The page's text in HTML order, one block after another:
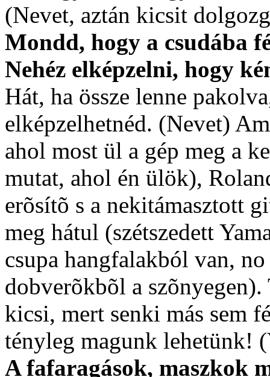
(Nevet, aztán kicsit
Mondd, hogy a csudába
Nehéz elképzelni, hogy
Hát, ha össze lenne
elképzelhetnéd. (Nevet)
ahol most ül a gép meg a
mutat, ahol én ülök),
erõsítõ s a nekitámasztott
meg hátul (szétszedett
csupa hangfalakból van,
dobverõkbõl a
kicsi, mert senki más sem
tényleg magunk lehetünk!
A fafaragások, maszkok